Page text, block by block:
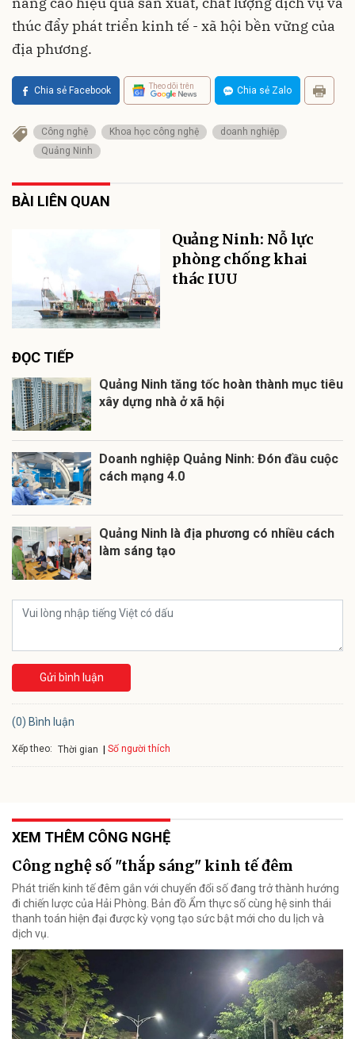
thúc đẩy phát triển kinh tế - xã hội bền vững của
địa phương.
Chia sẻ Facebook Theo dõi trên Chia sẻ Zalo
Công nghệ Khoa học công nghệ
doanh nghiệp
Quảng Ninh
BÀI LIÊN QUAN
Quảng Ninh: Nỗ lực
phòng chống khai
thác IUU
ĐỌC TIẾP
Quảng Ninh tăng tốc hoàn thành mục tiêu
xây dựng nhà ở xã hội
Doanh nghiệp Quảng Ninh: Đón đầu cuộc
cách mạng 4.0
Quảng Ninh là địa phương có nhiều cách
làm sáng tạo
Gửi bình luận
(0) Bình luận
Xếp theo: Thời gian Số người thích
XEM THÊM CÔNG NGHỆ
Công nghệ số "thắp sáng" kinh tế đêm
Phát triển kinh tế đêm gắn với chuyển đổi số đang trở thành hướng
đi chiến lược của Hải Phòng. Bản đồ Ẩm thực số cùng hệ sinh thái
thanh toán hiện đại được kỳ vọng tạo sức bật mới cho du lịch và
dịch vụ.